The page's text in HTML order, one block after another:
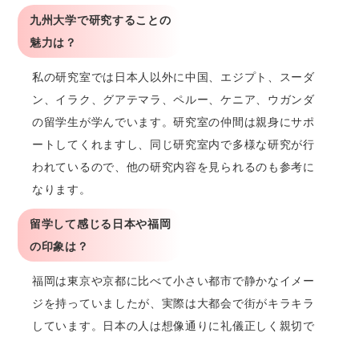
九州大学で研究することの
魅力は？
私の研究室では日本人以外に中国、エジプト、スーダ
ン、イラク、グアテマラ、ペルー、ケニア、ウガンダ
の留学生が学んでいます。研究室の仲間は親身にサポ
ートしてくれますし、同じ研究室内で多様な研究が行
われているので、他の研究内容を見られるのも参考に
なります。
留学して感じる日本や福岡
の印象は？
福岡は東京や京都に比べて小さい都市で静かなイメー
ジを持っていましたが、実際は大都会で街がキラキラ
しています。日本の人は想像通りに礼儀正しく親切で